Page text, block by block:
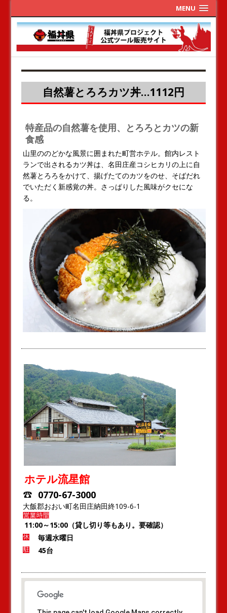
MENU
自然薯とろろカツ丼…1112円
特産品の自然薯を使用、とろろとカツの新
食感
山里ののどかな風景に囲まれた町営ホテル。館内レスト
ランで出されるカツ丼は、名田庄産コシヒカリの上に自
然薯とろろをかけて、揚げたてのカツをのせ、そばだれ
でいただく新感覚の丼。さっぱりした風味がクセにな
る。
ホテル流星館
0770-67-3000
大飯郡おおい町名田庄納田終109-6-1
11:00～15:00（貸し切り等もあり。要確認）
毎週水曜日
45台